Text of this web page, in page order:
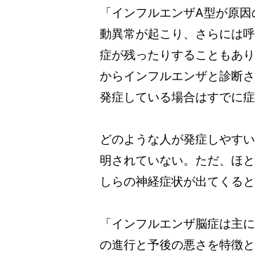
「インフルエンザA型が原
動異常が起こり、さらには
症が残ったりすることもあ
からインフルエンザと診断
発症している場合はすでに
どのような人が発症しやす
明されていない。ただ、ほ
しらの神経症状が出てくると
「インフルエンザ脳症は主
の進行と予後の悪さを特徴